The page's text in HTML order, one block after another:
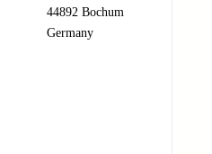
44892 Bochum
Germany